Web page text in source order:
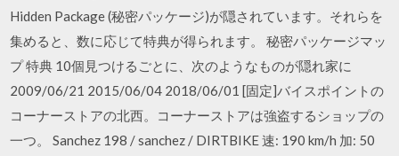
Hidden Package (秘密パッケージ)が隠されています。それらを
集めると、数に応じて特典が得られます。 秘密パッケージマッ
プ 特典 10個見つけるごとに、次のようなものが隠れ家に
2009/06/21 2015/06/04 2018/06/01 [固定]バイスポイントの
コーナーストアの北西。コーナーストアは強盗するショップの
一つ。 Sanchez 198 / sanchez / DIRTBIKE 速: 190 km/h 加: 50